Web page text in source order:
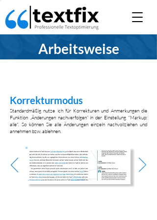
Arbeitsweise
Korrekturmodus
Standardmäßig nutze ich für Korrekturen und Anmerkungen die
Funktion „Änderungen nachverfolgen“ in der Einstellung "Markup:
alle". So können Sie alle Änderungen einzeln nachvollziehen und
annehmen bzw. ablehnen.